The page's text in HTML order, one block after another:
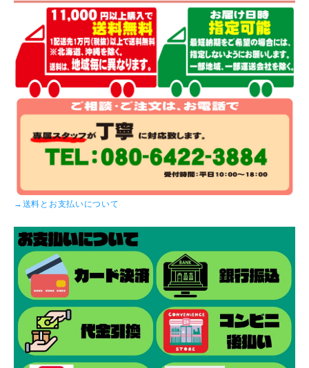
→送料とお支払いについて